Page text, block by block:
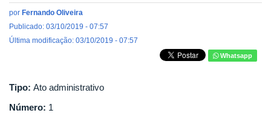
por Fernando Oliveira
Publicado: 03/10/2019 - 07:57
Última modificação: 03/10/2019 - 07:57
Whatsapp
Tipo: Ato administrativo
Número: 1